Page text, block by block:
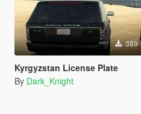
389
Kyrgyzstan License Plate
By Dark_Knight